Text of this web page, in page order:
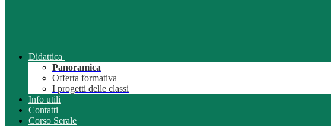
Didattica
Panoramica
Offerta formativa
I progetti delle classi
Info utili
Contatti
Corso Serale